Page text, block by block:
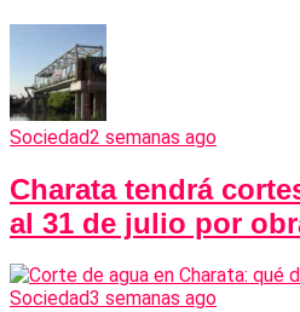
Sociedad2 semanas ago
Charata tendrá
al 31 de julio por
Sociedad3 semanas ago